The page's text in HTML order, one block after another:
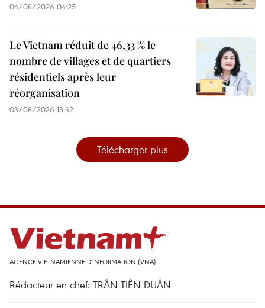
04/08/2026 04:25
Le Vietnam réduit de 46,33 % le
nombre de villages et de quartiers
résidentiels après leur
réorganisation
03/08/2026 13:42
Télécharger plus
AGENCE VIETNAMIENNE D'INFORMATION (VNA)
Rédacteur en chef: TRÂN TIÊN DUÂN